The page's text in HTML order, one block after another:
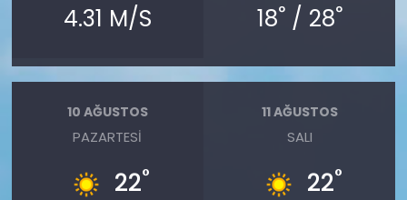
4.31 M/S 18°/ 28°
10 AĞUSTOS
PAZARTESI
22°
11 AĞUSTOS
SALI
22°